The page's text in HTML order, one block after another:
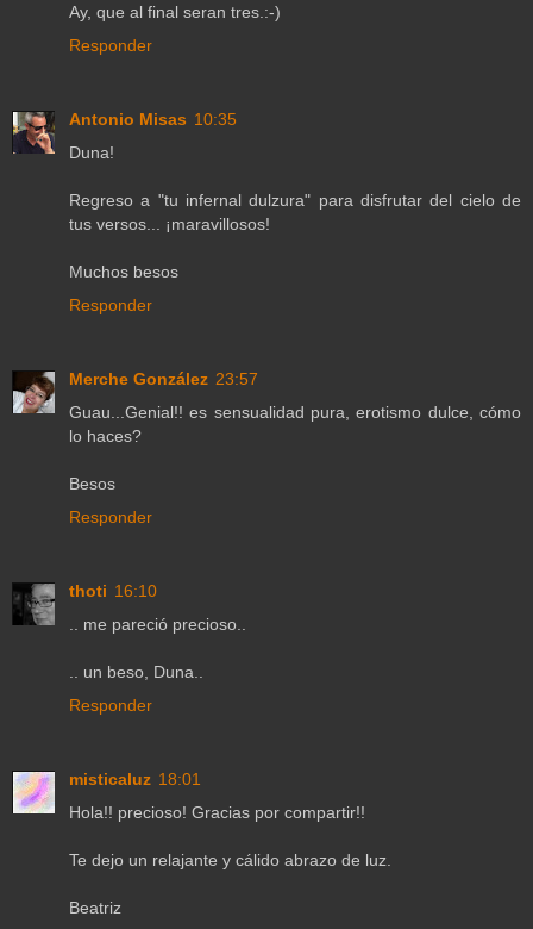
Ay, que al final seran tres.:-)
Responder
Antonio Misas 10:35
Duna!
Regreso a "tu infernal dulzura" para disfrutar del cielo de
tus versos... ¡maravillosos!
Muchos besos
Responder
Merche González 23:57
Guau...Genial!! es sensualidad pura, erotismo dulce, cómo
lo haces?
Besos
Responder
thoti 16:10
.. me pareció precioso..
.. un beso, Duna..
Responder
misticaluz 18:01
Hola!! precioso! Gracias por compartir!!
Te dejo un relajante y cálido abrazo de luz.
Beatriz